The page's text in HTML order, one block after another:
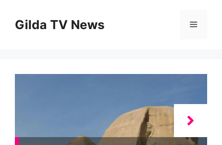
contenuto
Gilda TV News Menu